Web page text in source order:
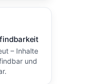
– Inhalte
und